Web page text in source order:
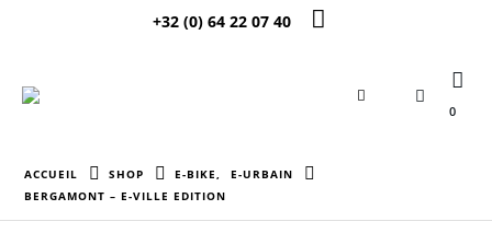
+32 (0) 64 22 07 40
0
ACCUEIL SHOP E-BIKE
E-URBAIN
BERGAMONT – E-VILLE EDITION